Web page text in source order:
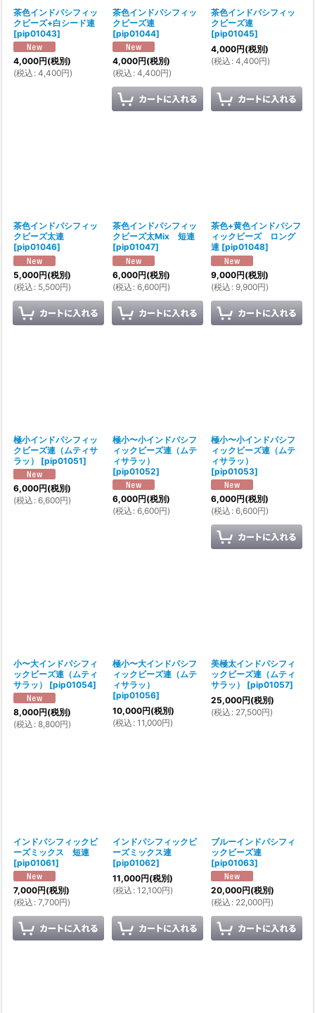
茶色インドパシフィッ
クビーズ+白シード連
[pip01043]
4,000円(税別)
(税込 : 4,400円)
茶色インドパシフィッ
クビーズ連
[pip01044]
4,000円(税別)
(税込 : 4,400円)
茶色インドパシフィッ
クビーズ連
[pip01045]
4,000円(税別)
(税込 : 4,400円)
茶色インドパシフィッ
クビーズ太連
[pip01046]
5,000円(税別)
(税込 : 5,500円)
茶色インドパシフィッ
クビーズ太Mix 短連
[pip01047]
6,000円(税別)
(税込 : 6,600円)
茶色+黄色インドパシフ
ィックビーズ ロング
連 [pip01048]
9,000円(税別)
(税込 : 9,900円)
極小インドパシフィッ
クビーズ連（ムティサ
ラッ）
[pip01051]
6,000円(税別)
(税込 : 6,600円)
極小〜小インドパシフ
ィックビーズ連（ムテ
ィサラッ）
[pip01052]
6,000円(税別)
(税込 : 6,600円)
極小〜小インドパシフ
ィックビーズ連（ムテ
ィサラッ）
[pip01053]
6,000円(税別)
(税込 : 6,600円)
小〜大インドパシフィ
ックビーズ連（ムティ
サラッ）
[pip01054]
8,000円(税別)
(税込 : 8,800円)
極小〜大インドパシフ
ィックビーズ連（ムテ
ィサラッ）
[pip01056]
10,000円(税別)
(税込 : 11,000円)
美極太インドパシフィ
ックビーズ連（ムティ
サラッ）
[pip01057]
25,000円(税別)
(税込 : 27,500円)
インドパシフィックビ
ーズミックス 短連
[pip01061]
7,000円(税別)
(税込 : 7,700円)
インドパシフィックビ
ーズミックス連
[pip01062]
11,000円(税別)
(税込 : 12,100円)
ブルーインドパシフィ
ックビーズ連
[pip01063]
20,000円(税別)
(税込 : 22,000円)